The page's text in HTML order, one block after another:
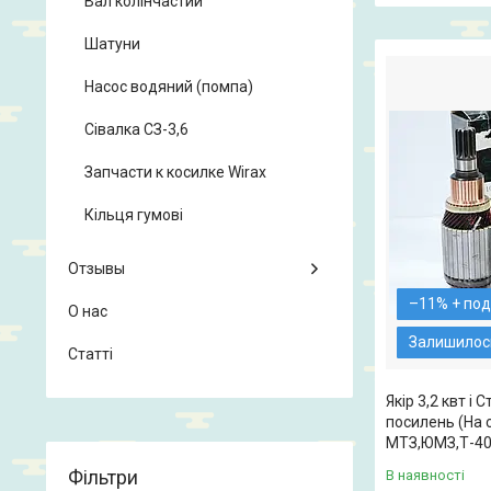
–11%
Якір 3,2 квт і
посилень (На
МТЗ,ЮМЗ,Т-
В наявності
Шатуни
Насос водяний (помпа)
Сівалка СЗ-3,6
Запчасти к косилке Wirax
Кільця гумові
Отзывы
О нас
Статті
Фільтри